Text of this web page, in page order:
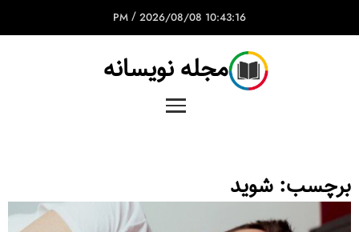
10:43:16 PM
/ 2026/08/08
مجله نویسانه
برچسب: شوید